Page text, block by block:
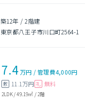
築12年 /2階建
東京都八王子市川口町2564-1
7.4万円 /管理費4,000円
敷 11.1万円 礼 無料
2LDK/49.19㎡ / 2階